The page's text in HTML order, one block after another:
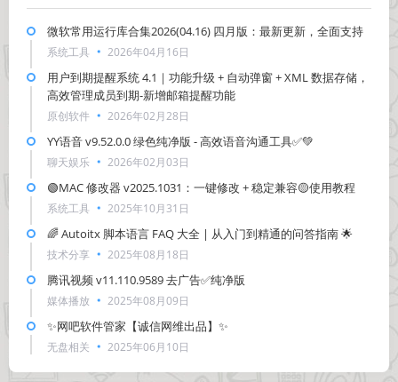
微软常用运行库合集2026(04.16) 四月版：最新更新，全面支持
系统工具 2026年04月16日
用户到期提醒系统 4.1｜功能升级 + 自动弹窗 + XML 数据存储，
高效管理成员到期-新增邮箱提醒功能
原创软件 2026年02月28日
YY语音 v9.52.0.0 绿色纯净版 - 高效语音沟通工具✅💚
聊天娱乐 2026年02月03日
🟢MAC 修改器 v2025.1031：一键修改 + 稳定兼容🟡使用教程
系统工具 2025年10月31日
🌈 Autoitx 脚本语言 FAQ 大全 | 从入门到精通的问答指南 🌟
技术分享 2025年08月18日
腾讯视频 v11.110.9589 去广告✅纯净版
媒体播放 2025年08月09日
✨网吧软件管家【诚信网维出品】✨
无盘相关 2025年06月10日